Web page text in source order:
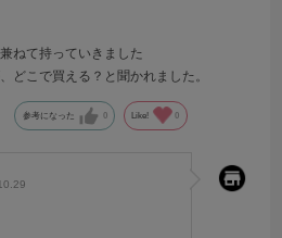
ねて持っていきました
どこで買える？と聞かれました。
参考になった 0 Like! 0